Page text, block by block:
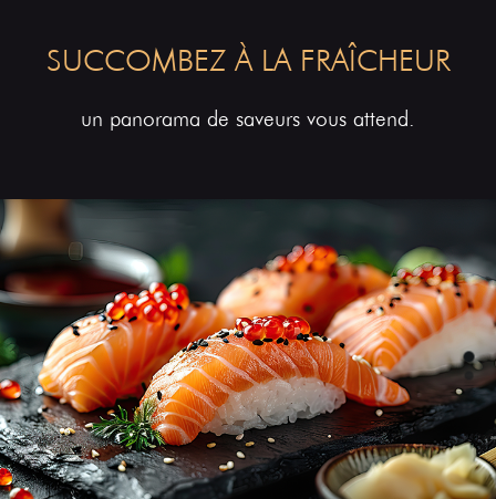
SUCCOMBEZ À LA FRAÎCHEUR
un panorama de saveurs vous attend.